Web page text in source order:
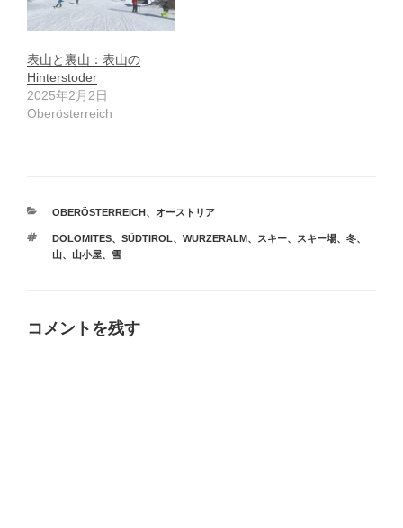
表山と裏山：表山の
Hinterstoder
2025年2月2日
Oberösterreich
カ
ゴ
リ
OBERÖSTERREICH、 オーストリア
タ
グ
DOLOMITES、 SÜDTIROL、 WURZERALM、 スキー、 スキー場、 冬、
山、 山小屋、 雪
コメントを残す